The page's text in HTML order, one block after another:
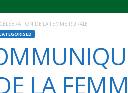
DE LA FEMME RURALE
LA